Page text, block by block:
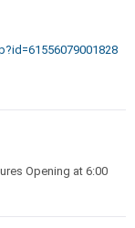
Opening at 6:00